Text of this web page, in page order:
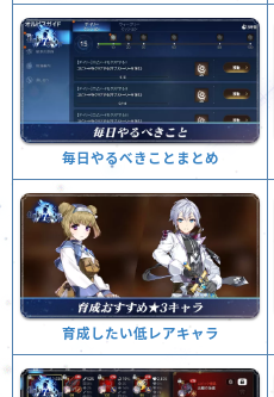
毎日やるべきことまとめ
育成したい低レアキャラ